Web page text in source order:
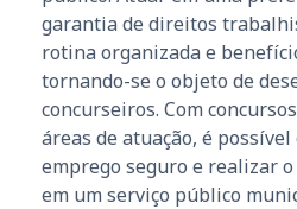
garantia de direitos
rotina organizada e
tornando-se o objeto de
concurseiros. Com
áreas de atuação, é
emprego seguro e realizar
em um serviço público